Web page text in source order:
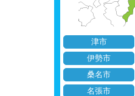
津市
伊勢市
桑名市
名張市